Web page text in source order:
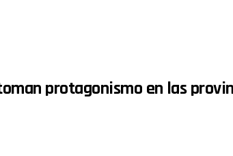
protagonismo en las